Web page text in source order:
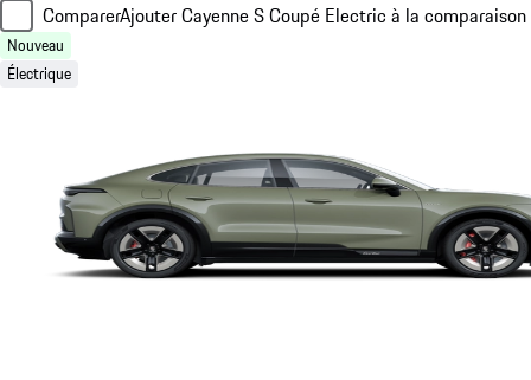
ComparerAjouter Cayenne S Coupé Electric à la comparaison
Nouveau
Électrique